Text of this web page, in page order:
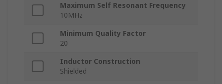
Maximum Self Resonant Frequency
10MHz
Minimum Quality Factor
20
Inductor Construction
Shielded